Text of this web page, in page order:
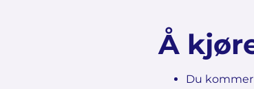
Å
Du kommer